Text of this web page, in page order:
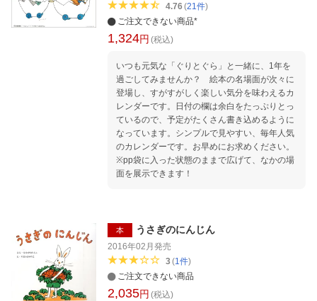
4.76 (21件)
ご注文できない商品*
1,324円 (税込)
いつも元気な「ぐりとぐら」と一緒に、1年を
過ごしてみませんか？ 絵本の名場面が次々に
登場し、すがすがしく楽しい気分を味わえるカ
レンダーです。日付の欄は余白をたっぷりとっ
ているので、予定がたくさん書き込めるように
なっています。シンプルで見やすい、毎年人気
のカレンダーです。お早めにお求めください。
※pp袋に入った状態のままで広げて、なかの場
面を展示できます！
本 うさぎのにんじん
2016年02月 発売
3(1件)
ご注文できない商品
2,035円 (税込)